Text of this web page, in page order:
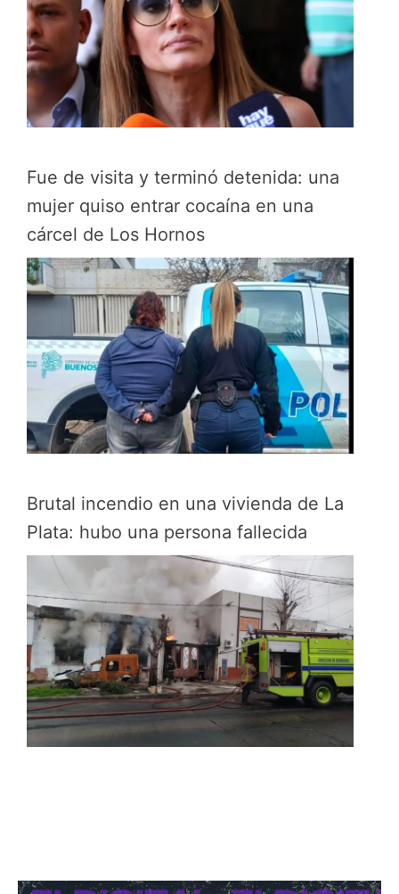
Fue de visita y terminó detenida: una
mujer quiso entrar cocaína en una
cárcel de Los Hornos
Brutal incendio en una vivienda de La
Plata: hubo una persona fallecida